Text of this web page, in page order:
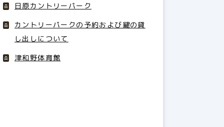
日原カントリーパーク
カントリーパークの予約および鍵の貸
し出しについて
津和野体育館